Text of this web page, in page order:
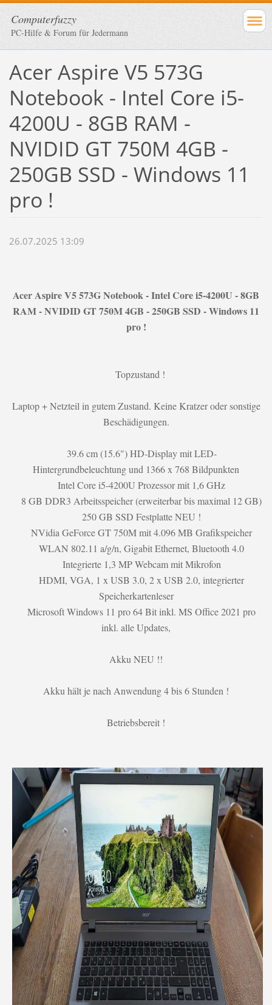
Computerfuzzy
PC-Hilfe & Forum für Jedermann
Acer Aspire V5 573G
Notebook - Intel Core i5-
4200U - 8GB RAM -
NVIDID GT 750M 4GB -
250GB SSD - Windows 11
pro !
26.07.2025 13:09
Acer Aspire V5 573G Notebook - Intel Core i5-4200U - 8GB
RAM - NVIDID GT 750M 4GB - 250GB SSD - Windows 11
pro !
Topzustand !
Laptop + Netzteil in gutem Zustand. Keine Kratzer oder sonstige
Beschädigungen.
39.6 cm (15.6") HD-Display mit LED-
Hintergrundbeleuchtung und 1366 x 768 Bildpunkten
Intel Core i5-4200U Prozessor mit 1,6 GHz
8 GB DDR3 Arbeitsspeicher (erweiterbar bis maximal 12 GB)
250 GB SSD Festplatte NEU !
NVidia GeForce GT 750M mit 4.096 MB Grafikspeicher
WLAN 802.11 a/g/n, Gigabit Ethernet, Bluetooth 4.0
Integrierte 1,3 MP Webcam mit Mikrofon
HDMI, VGA, 1 x USB 3.0, 2 x USB 2.0, integrierter
Speicherkartenleser
Microsoft Windows 11 pro 64 Bit inkl. MS Office 2021 pro
inkl. alle Updates,
Akku NEU !!
Akku hält je nach Anwendung 4 bis 6 Stunden !
Betriebsbereit !